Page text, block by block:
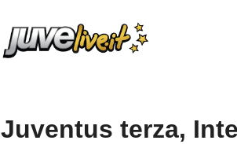
Juventus terza,